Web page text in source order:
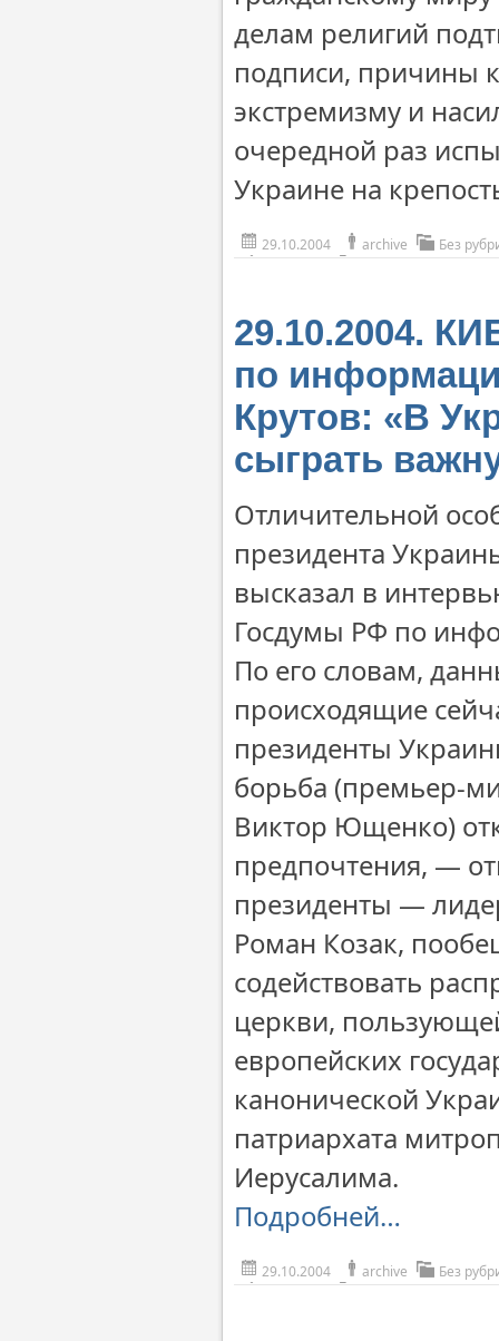
делам религий
подписи, причины
экстремизму и
очередной раз
Украине на
29.10.2004 archive Без
29.10.2004.
по
Крутов: «В
сыграть
Отличительной
президента
высказал в
Госдумы РФ по
По его словам,
происходящие
президенты
борьба (премьер-
Виктор Ющенко)
предпочтения, —
президенты —
Роман Козак,
содействовать
церкви,
европейских
канонической
патриархата
Иерусалима.
Подробней…
29.10.2004 archive Без